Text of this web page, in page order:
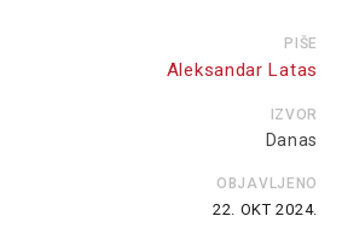
PIŠE
Aleksandar Latas
IZVOR
Danas
OBJAVLJENO
22. OKT 2024.